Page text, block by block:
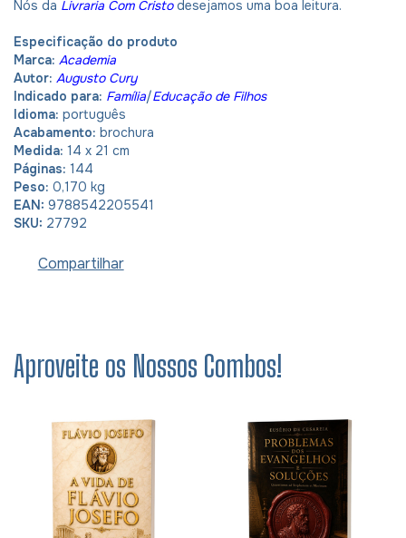
Nós da Livraria Com Cristodesejamos uma boa leitura.
Especificação do produto
Marca: Academia
Autor: Augusto Cury
Indicado para: Família/Educação de Filhos
Idioma: português
Acabamento: brochura
Medida: 14 x 21 cm
Páginas: 144
Peso: 0,170 kg
EAN: 9788542205541
SKU: 27792
Compartilhar
Aproveite os Nossos Combos!